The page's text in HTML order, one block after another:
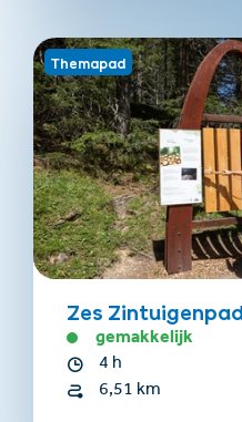
Themapad
Zes Zintuigenpad
gemakkelijk
4 h
6,51 km